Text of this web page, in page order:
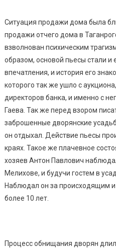
Ситуация продажи дома была
продажи отчего дома в
взволнован психическим
образом, основой пьесы стали и
впечатления, и история его
которого так же ушло с
директоров банка, и именно с
Гаева. Так же перед взором
заброшенные дворянские
он отдыхал. Действие пьесы
краях. Такое же плачевное
хозяев Антон Павлович
Мелихове, и будучи гостем в
Наблюдал он за происходящим
более 10 лет.
Процесс обнищания дворян